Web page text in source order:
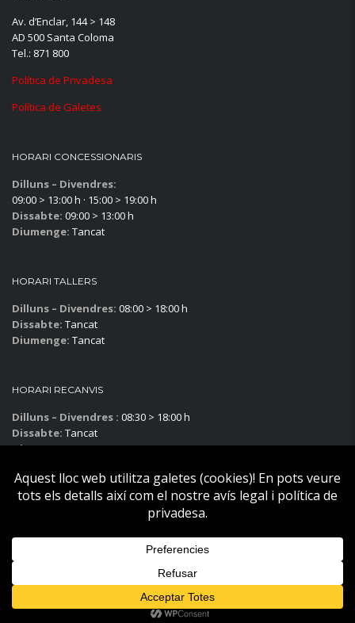
Av. d’Enclar, 144 > 148
AD 500 Santa Coloma
Tel.: 871 800
Política de Privadesa
Política de Galetes
HORARI CONCESSIONARIS
Dilluns – Divendres:
09:00 > 13:00 h · 15:00 > 19:00 h
Dissabte: 09:00 > 13:00 h
Diumenge: Tancat
HORARI TALLERS
Dilluns – Divendres: 08:00 > 18:00 h
Dissabte: Tancat
Diumenge: Tancat
HORARI RECANVIS
Dilluns – Divendres : 08:30 > 18:00 h
Dissabte: Tancat
Diumenge:Tancat
Copyright © Becier Vehicles 2025